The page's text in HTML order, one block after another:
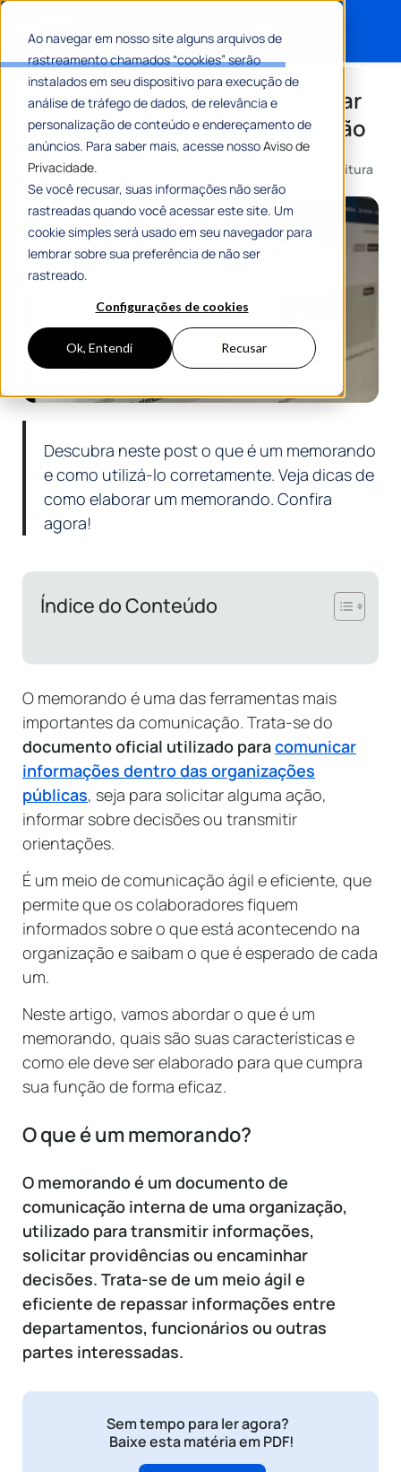
Ao navegar em nosso site alguns arquivos de
rastreamento chamados “cookies” serão
instalados em seu dispositivo para execução de
análise de tráfego de dados, de relevância e
personalização de conteúdo e endereçamento de
anúncios. Para saber mais, acesse nossoAviso de
Privacidade.
Se você recusar, suas informações não serão
rastreadas quando você acessar este site. Um
cookie simples será usado em seu navegador para
lembrar sobre sua preferência de não ser
rastreado.
Configurações de cookies
Ok, Entendi Recusar
Memorando: o que é e como usar
essa ferramenta de comunicação
PorJaison Niehues 11 Min De Leitura
Descubra neste post o que é um memorando
e como utilizá-lo corretamente. Veja dicas de
como elaborar um memorando. Confira
agora!
Índice do Conteúdo
O memorando é uma das ferramentas mais
importantes da comunicação. Trata-se do
documento oficial utilizado paracomunicar
informações dentro das organizações
públicas, seja para solicitar alguma ação,
informar sobre decisões ou transmitir
orientações.
É um meio de comunicação ágil e eficiente, que
permite que os colaboradores fiquem
informados sobre o que está acontecendo na
organização e saibam o que é esperado de cada
um.
Neste artigo, vamos abordar o que é um
memorando, quais são suas características e
como ele deve ser elaborado para que cumpra
sua função de forma eficaz.
O que é um memorando?
O memorando é um documento de
comunicação interna de uma organização,
utilizado para transmitir informações,
solicitar providências ou encaminhar
decisões. Trata-se de um meio ágil e
eficiente de repassar informações entre
departamentos, funcionários ou outras
partes interessadas.
Sem tempo para ler agora?
Baixe esta matéria em PDF!